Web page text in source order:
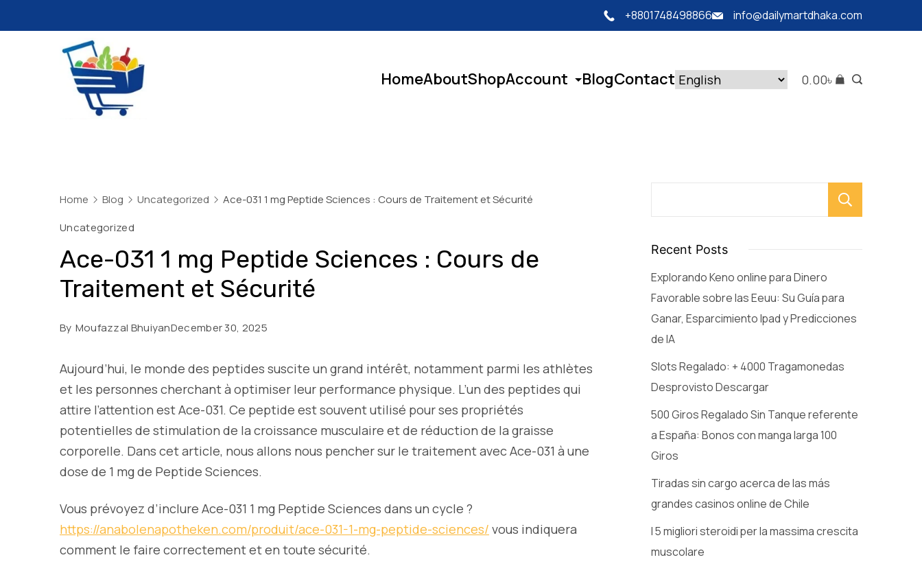
to
+8801748498866 info@dailymartdhaka.com
HomeAboutShopAccount BlogContact 0.00৳
Home Blog Uncategorized Ace-031 1 mg Peptide Sciences : Cours de Traitement et Sécurité
Uncategorized
Ace-031 1 mg Peptide Sciences : Cours de
Traitement et Sécurité
By Moufazzal BhuiyanDecember 30, 2025
Aujourd’hui, le monde des peptides suscite un grand intérêt, notamment parmi les athlètes
et les personnes cherchant à optimiser leur performance physique. L’un des peptides qui
attire l’attention est Ace-031. Ce peptide est souvent utilisé pour ses propriétés
potentielles de stimulation de la croissance musculaire et de réduction de la graisse
corporelle. Dans cet article, nous allons nous pencher sur le traitement avec Ace-031 à une
dose de 1 mg de Peptide Sciences.
Vous prévoyez d’inclure Ace-031 1 mg Peptide Sciences dans un cycle ?
https://anabolenapotheken.com/produit/ace-031-1-mg-peptide-sciences/ vous indiquera
comment le faire correctement et en toute sécurité.
Recent Posts
Explorando Keno online para Dinero
Favorable sobre las Eeuu: Su Guía para
Ganar, Esparcimiento Ipad y Predicciones
de IA
Slots Regalado: + 4000 Tragamonedas
Desprovisto Descargar
500 Giros Regalado Sin Tanque referente
a España: Bonos con manga larga 100
Giros
Tiradas sin cargo acerca de las más
grandes casinos online de Chile
I 5 migliori steroidi per la massima crescita
muscolare